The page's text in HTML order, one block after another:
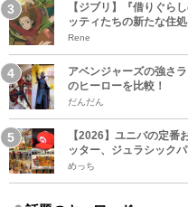
【ジブリ】『借りぐら
ッティたちの新たな住
Rene
アベンジャーズの強さ
のヒーローを比較！
だんだん
【2026】ユニバの定番
ッター、ジュラシック
めっち